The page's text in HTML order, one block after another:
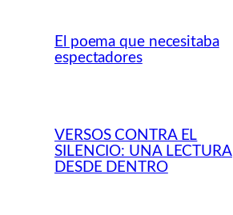
El poema que necesitaba
espectadores
VERSOS CONTRA EL
SILENCIO: UNA LECTURA
DESDE DENTRO